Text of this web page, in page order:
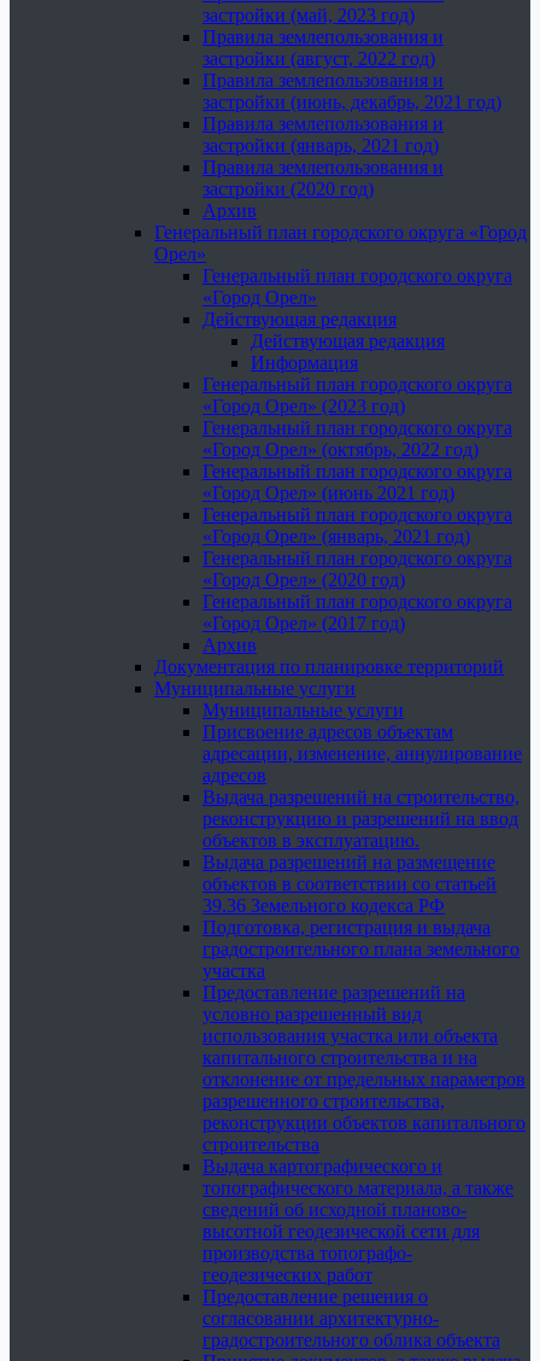
застройки (май, 2023 год)
Правила землепользования и
застройки (август, 2022 год)
Правила землепользования и
застройки (июнь, декабрь, 2021 год)
Правила землепользования и
застройки (январь, 2021 год)
Правила землепользования и
застройки (2020 год)
Архив
Генеральный план городского округа «Город
Орел»
Генеральный план городского округа
«Город Орел»
Действующая редакция
Действующая редакция
Информация
Генеральный план городского округа
«Город Орел» (2023 год)
Генеральный план городского округа
«Город Орел» (октябрь, 2022 год)
Генеральный план городского округа
«Город Орел» (июнь 2021 год)
Генеральный план городского округа
«Город Орел» (январь, 2021 год)
Генеральный план городского округа
«Город Орел» (2020 год)
Генеральный план городского округа
«Город Орел» (2017 год)
Архив
Документация по планировке территорий
Муниципальные услуги
Муниципальные услуги
Присвоение адресов объектам
адресации, изменение, аннулирование
адресов
Выдача разрешений на строительство,
реконструкцию и разрешений на ввод
объектов в эксплуатацию.
Выдача разрешений на размещение
объектов в соответствии со статьей
39.36 Земельного кодекса РФ
Подготовка, регистрация и выдача
градостроительного плана земельного
участка
Предоставление разрешений на
условно разрешенный вид
использования участка или объекта
капитального строительства и на
отклонение от предельных параметров
разрешенного строительства,
реконструкции объектов капитального
строительства
Выдача картографического и
топографического материала, а также
сведений об исходной планово-
высотной геодезической сети для
производства топографо-
геодезических работ
Предоставление решения о
согласовании архитектурно-
градостроительного облика объекта